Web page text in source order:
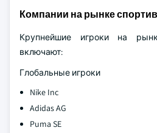
Компании на рынке
Крупнейшие игроки на
включают:
Глобальные игроки
Nike Inc
Adidas AG
Puma SE